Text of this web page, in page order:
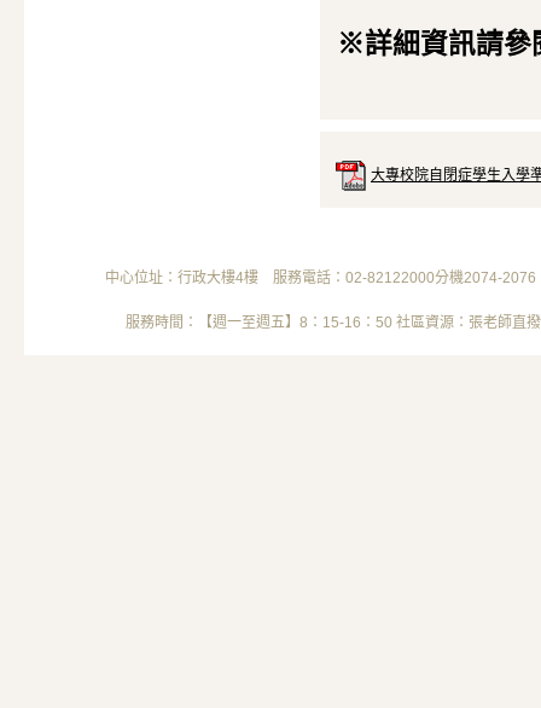
※詳細資訊請參
大專校院自閉症學生入學
中心位址：行政大樓4樓 服務電話：02-82122000分機2074-
服務時間：【週一至週五】8：15-16：50 社區資源：張老師直